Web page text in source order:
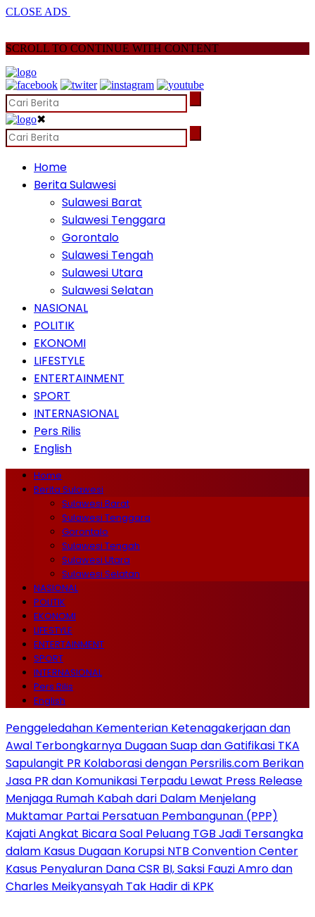
CLOSE ADS
SCROLL TO CONTINUE WITH CONTENT
✖
Home
Berita Sulawesi
Sulawesi Barat
Sulawesi Tenggara
Gorontalo
Sulawesi Tengah
Sulawesi Utara
Sulawesi Selatan
NASIONAL
POLITIK
EKONOMI
LIFESTYLE
ENTERTAINMENT
SPORT
INTERNASIONAL
Pers Rilis
English
Home
Berita Sulawesi
Sulawesi Barat
Sulawesi Tenggara
Gorontalo
Sulawesi Tengah
Sulawesi Utara
Sulawesi Selatan
NASIONAL
POLITIK
EKONOMI
LIFESTYLE
ENTERTAINMENT
SPORT
INTERNASIONAL
Pers Rilis
English
Penggeledahan Kementerian Ketenagakerjaan dan
Awal Terbongkarnya Dugaan Suap dan Gatifikasi TKA
Sapulangit PR Kolaborasi dengan Persrilis.com Berikan
Jasa PR dan Komunikasi Terpadu Lewat Press Release
Menjaga Rumah Kabah dari Dalam Menjelang
Muktamar Partai Persatuan Pembangunan (PPP)
Kajati Angkat Bicara Soal Peluang TGB Jadi Tersangka
dalam Kasus Dugaan Korupsi NTB Convention Center
Kasus Penyaluran Dana CSR BI, Saksi Fauzi Amro dan
Charles Meikyansyah Tak Hadir di KPK